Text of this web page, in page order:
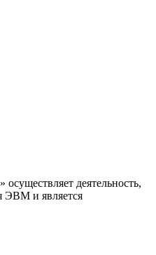
деятельность,
ЭВМ и является